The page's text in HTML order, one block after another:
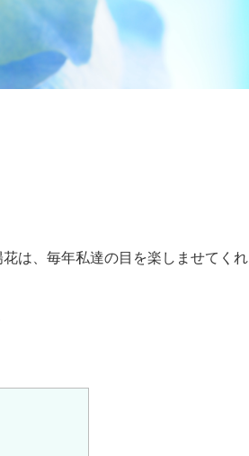
は、毎年私達の目を楽しませてくれ